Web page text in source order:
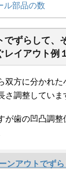
部品の数
でずらして、
レイアウト例
双方に分かれ
さ調整していま
が歯の凹凸調整
ンアウトでず